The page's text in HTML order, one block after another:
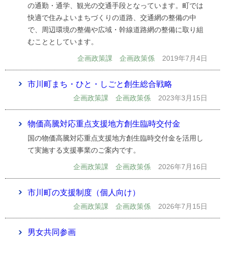
の通勤・通学、観光の交通手段となっています。町では
快適で住みよいまちづくりの道路、交通網の整備の中
で、周辺環境の整備や広域・幹線道路網の整備に取り組
むこととしています。
企画政策課 企画政策係 2019年7月4日
市川町まち・ひと・しごと創生総合戦略
企画政策課 企画政策係 2023年3月15日
物価高騰対応重点支援地方創生臨時交付金
国の物価高騰対応重点支援地方創生臨時交付金を活用し
て実施する支援事業のご案内です。
企画政策課 企画政策係 2026年7月16日
市川町の支援制度（個人向け）
企画政策課 企画政策係 2026年7月15日
男女共同参画